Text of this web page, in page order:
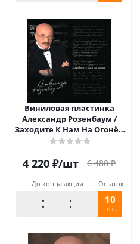
Виниловая пластинка
Александр Розенбаум /
Заходите К Нам На Огонёк
(2LP)
4 220 ₽/шт 6 480₽
До конца акции Остаток
10
шт.